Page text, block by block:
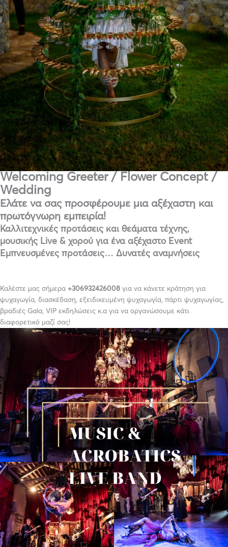
Welcoming Greeter / Flower Concept /
Wedding
Ελάτε να σας προσφέρουμε μια αξέχαστη και
πρωτόγνωρη εμπειρία!
Καλλιτεχνικές προτάσεις και θεάματα τέχνης,
μουσικής Live & χορού για ένα αξέχαστο Event
Εμπνευσμένες προτάσεις… Δυνατές αναμνήσεις
Καλέστε μας σήμερα +306932426008 για να κάνετε κράτηση για
ψυχαγωγία, διασκέδαση, εξειδικευμένη ψυχαγωγία, πάρτι ψυχαγωγίας,
βραδιές Gala, VIP εκδηλώσεις κ.α για να οργανώσουμε κάτι
διαφορετικό μαζί σας!